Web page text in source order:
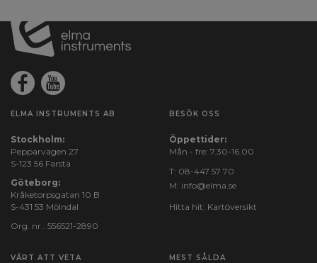
ELMA INSTRUMENTS AB
Stockholm:
Pepparvägen 27
S-123 56 Farsta
Göteborg:
Kråketorpsgatan 10 B
S-431 53 Mölndal
Org. nr.: 556521-2890
BESÖK OSS
Öppettider:
Mån - fre: 7.30-16.00
T: 08-447 57 70
M: info@elma.se
Hitta hit: Kartöversikt
VÄRT ATT VETA MEST SÅLDA